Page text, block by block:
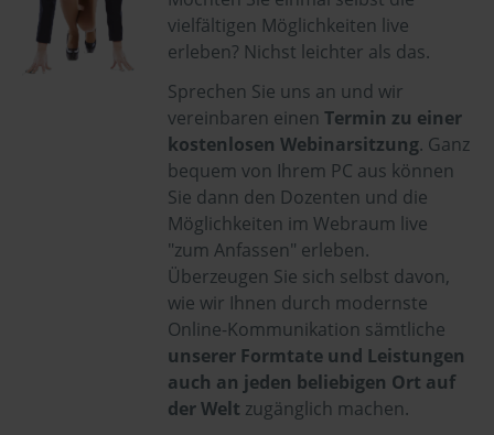
vielfältigen Möglichkeiten live
erleben? Nichst leichter als das.
Sprechen Sie uns an und wir
vereinbaren einen Termin zu einer
kostenlosen Webinarsitzung. Ganz
bequem von Ihrem PC aus können
Sie dann den Dozenten und die
Möglichkeiten im Webraum live
"zum Anfassen" erleben.
Überzeugen Sie sich selbst davon,
wie wir Ihnen durch modernste
Online-Kommunikation sämtliche
unserer Formtate und Leistungen
auch an jeden beliebigen Ort auf
der Welt zugänglich machen.